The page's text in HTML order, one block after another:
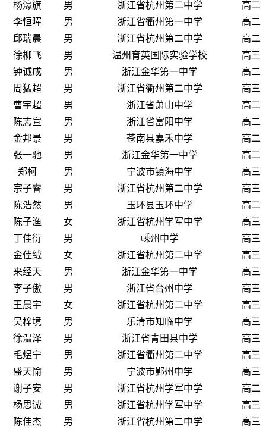
杨濠旗 男 浙江省杭州第二中学
高二
李恒晖
男 浙江省衢州第一中学
高二
邱瑞晨
男 浙江省杭州第二中学
高二
徐柳飞
男 温州育英国际实验学校
高三
钟诚成
男 浙江金华第一中学
高二
周猛超
男 浙江省衢州第二中学
高三
曹宇超
男 浙江省萧山中学
高二
陈志宣
男 浙江省富阳中学
高二
金邦景
男 苍南县嘉禾中学
高二
张一驰
男 浙江金华第一中学
高二
郑柯
男 宁波市镇海中学
高三
宗子睿
男 浙江省杭州第二中学
高三
陈浩然
男 玉环县玉环中学
高二
陈子渔
女 浙江省杭州学军中学
高三
丁佳衍
男 嵊州中学
高三
金佳绒
女 浙江省杭州第二中学
高三
来经天
男 浙江金华第一中学
高三
李子傲
男 浙江省台州中学
高三
王晨宇
女 浙江省杭州第二中学
高三
吴梓境
男 乐清市知临中学
高三
徐温泽
男 浙江省青田县中学
高三
毛煜宁
男 浙江省衢州第二中学
高三
盛天愉
男 宁波市鄞州中学
高三
谢子安
男 浙江省杭州学军中学
高二
杨思诚
男 浙江省杭州学军中学
高三
陈佳杰
男 浙江省杭州第二中学
高三